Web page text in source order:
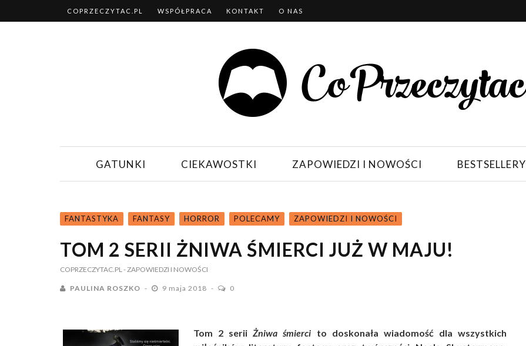
COPRZECZYTAC.PL WSPÓŁPRACA KONTAKT O NAS
GATUNKI CIEKAWOSTKI ZAPOWIEDZI I NOWOŚCI BESTSELLERY
FANTASTYKA FANTASY HORROR POLECAMY ZAPOWIEDZI I NOWOŚCI
TOM 2 SERII ŻNIWA ŚMIERCI JUŻ W MAJU!
COPRZECZYTAC.PL- ZAPOWIEDZI I NOWOŚCI
PAULINA ROSZKO 9 maja 2018 0
Tom 2 seriiŻniwa śmierci to doskonała wiadomość dla wszystkich